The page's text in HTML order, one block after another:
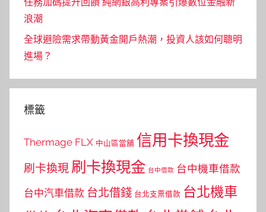
任務加碼提升回饋 純網銀高利專案引爆數位金融新
浪潮
全球避險需求帶動黃金開戶熱潮，投資人該如何聰明
進場？
標籤
Thermage FLX 中山區當舖 信用卡換現金
刷卡換現 刷卡換現金 台中借款 台中機車借款
台中汽車借款 台北借錢 台北支票借款 台北機車